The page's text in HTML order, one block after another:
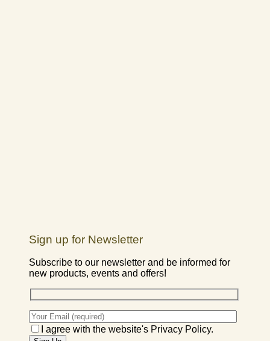
Sign up for Newsletter
Subscribe to our newsletter and be informed for
new products, events and offers!
I agree with the website's Privacy Policy.